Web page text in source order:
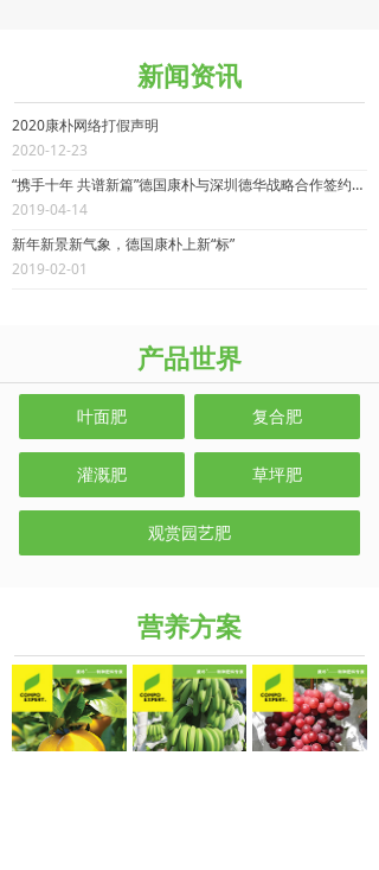
产品世界
复合肥
叶面肥
灌溉肥 草坪肥
观赏园艺肥
营养方案
新闻资讯
2020康朴网络打假声明
2020-12-23
“携手十年 共谱新篇”德国康朴与深圳德华战略合作签约仪式成功举行
2019-04-14
新年新景新气象，德国康朴上新“标”
2019-02-01